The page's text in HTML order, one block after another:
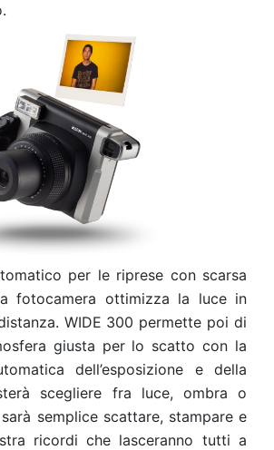
per le riprese con scarsa
fotocamera ottimizza la luce in
WIDE 300 permette poi di
giusta per lo scatto con la
dell’esposizione e della
scegliere fra luce, ombra o
semplice scattare, stampare e
ricordi che lasceranno tutti a